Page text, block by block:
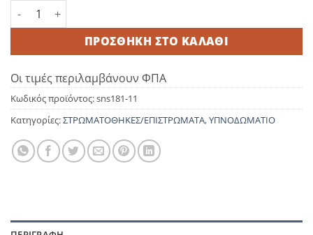
Επίστρωμα Αδιάβροχο 90x200+35cm με Ύφασμα γύρω
ΠΡΟΣΘΉΚΗ ΣΤΟ ΚΑΛΆΘΙ
Οι τιμές περιλαμβάνουν ΦΠΑ
Κωδικός προϊόντος:sns181-11
Κατηγορίες:ΣΤΡΩΜΑΤΟΘΗΚΕΣ/ΕΠΙΣΤΡΩΜΑΤΑ,ΥΠΝΟΔΩΜΑΤΙΟ